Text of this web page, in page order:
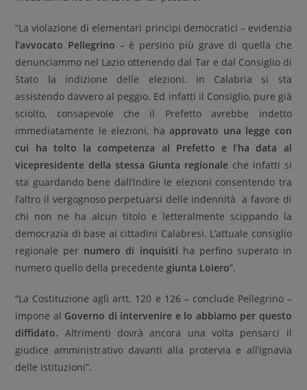
“La violazione di elementari principi democratici – evidenzia
l’avvocato Pellegrino – è persino più grave di quella che
denunciammo nel Lazio ottenendo dal Tar e dal Consiglio di
Stato la indizione delle elezioni. In Calabria si sta
assistendo davvero al peggio. Ed infatti il Consiglio, pure già
sciolto, consapevole che il Prefetto avrebbe indetto
immediatamente le elezioni, haapprovato una legge con
cui ha tolto la competenza al Prefetto e l’ha data al
vicepresidente della stessa Giunta regionale che infatti si
sta guardando bene dall’indire le elezioni consentendo tra
l’altro il vergognoso perpetuarsi delle indennità a favore di
chi non ne ha alcun titolo e letteralmente scippando la
democrazia di base ai cittadini Calabresi. L’attuale consiglio
regionale per numero di inquisiti ha perfino superato in
numero quello della precedente giunta Loiero”.
“La Costituzione agli artt. 120 e 126 – conclude Pellegrino –
impone al Governo di intervenire e lo abbiamo per questo
diffidato. Altrimenti dovrà ancora una volta pensarci il
giudice amministrativo davanti alla protervia e all’ignavia
delle istituzioni”.